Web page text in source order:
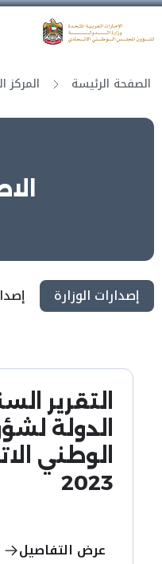
الصفحة الرئيسة المركز
إصدارات الوزارة
التقرير
الدولة
الوطني
2023
عرض التفاصيل